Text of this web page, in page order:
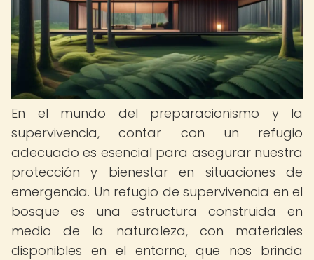
En el mundo del preparacionismo y la
supervivencia, contar con un refugio
adecuado es esencial para asegurar nuestra
protección y bienestar en situaciones de
emergencia. Un refugio de supervivencia en el
bosque es una estructura construida en
medio de la naturaleza, con materiales
disponibles en el entorno, que nos brinda